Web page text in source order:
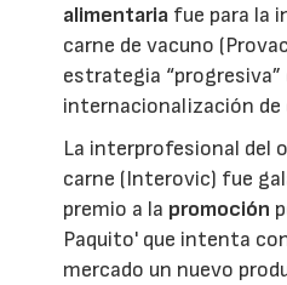
alimentaria fue para la
carne de vacuno
estrategia “progresiva”
internacionalización de
La interprofesional del
carne (Interovic) fue
premio a la promoción
Paquito' que intenta
mercado un nuevo